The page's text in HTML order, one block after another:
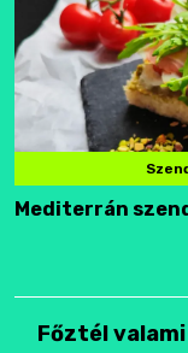
Mediterrán
Főztél